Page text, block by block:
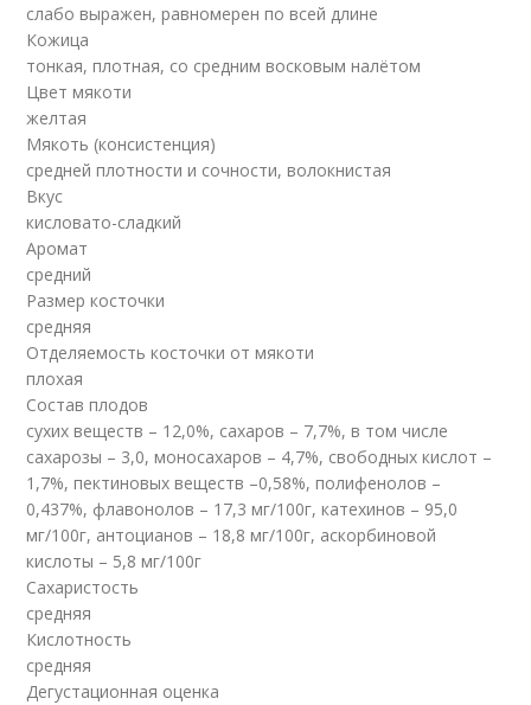
слабо выражен, равномерен по всей длине
Кожица
тонкая, плотная, со средним восковым налётом
Цвет мякоти
желтая
Мякоть (консистенция)
средней плотности и сочности, волокнистая
Вкус
кисловато-сладкий
Аромат
средний
Размер косточки
средняя
Отделяемость косточки от мякоти
плохая
Состав плодов
сухих веществ – 12,0%, сахаров – 7,7%, в том числе
сахарозы – 3,0, моносахаров – 4,7%, свободных кис­лот –
1,7%, пектиновых веществ –0,58%, полифенолов –
0,437%, флавонолов – 17,3 мг/100г, катехинов – 95,0
мг/100г, антоцианов – 18,8 мг/100г, аскорбиновой
кислоты – 5,8 мг/100г
Сахаристость
средняя
Кислотность
средняя
Дегустационная оценка